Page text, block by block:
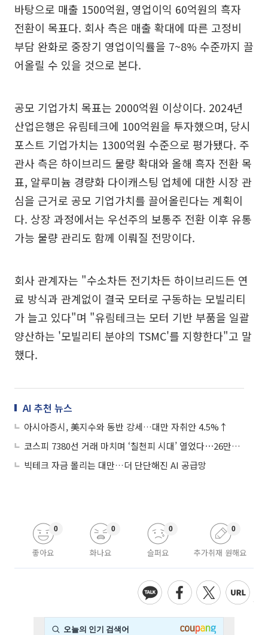
바탕으로 매출 1500억원, 영업이익 60억원의 흑자
전환이 목표다. 회사 측은 매출 확대에 따른 고정비
부담 완화로 중장기 영업이익률을 7~8% 수준까지 끌
어올릴 수 있을 것으로 본다.
공모 기업가치 목표는 2000억원 이상이다. 2024년
산업은행은 유림테크에 100억원을 투자했으며, 당시
포스트 기업가치는 1300억원 수준으로 평가됐다. 주
관사 측은 하이브리드 물량 확대와 올해 흑자 전환 목
표, 알루미늄 경량화 다이캐스팅 업체에 대한 시장 관
심을 근거로 공모 기업가치를 끌어올린다는 계획이
다. 상장 과정에서는 우선주의 보통주 전환 이후 유통
가능 물량 관리도 함께 이뤄질 전망이다.
회사 관계자는 "수소차든 전기차든 하이브리드든 연
료 방식과 관계없이 결국 모터로 구동하는 모빌리티
가 늘고 있다"며 "유림테크는 모터 기반 부품을 일괄
양산하는 '모빌리티 분야의 TSMC'를 지향한다"고 말
했다.
AI 추천 뉴스
아시아증시, 美지수와 동반 강세…대만 자취안 4.5%↑
코스피 7380선 거래 마치며 ‘칠천피 시대’ 열었다⋯26만전자ㆍ160만닉스
빅테크 자금 몰리는 대만…더 단단해진 AI 공급망
좋아요
0
화나요
0
슬퍼요
0
추가취재 원해요
0